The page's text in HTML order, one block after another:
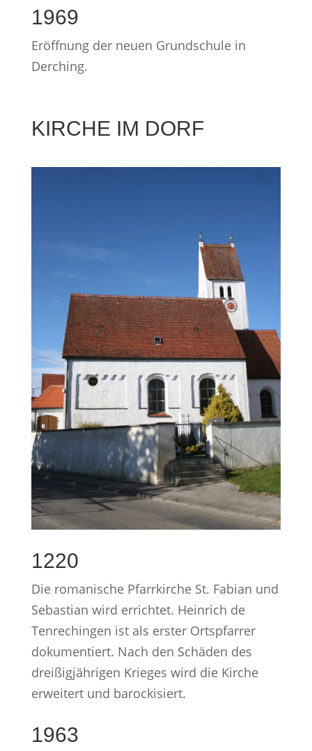
1969
Eröffnung der neuen Grundschule in
Derching.
KIRCHE IM DORF
1220
Die romanische Pfarrkirche St. Fabian und
Sebastian wird errichtet. Heinrich de
Tenrechingen ist als erster Ortspfarrer
dokumentiert. Nach den Schäden des
dreißigjährigen Krieges wird die Kirche
erweitert und barockisiert.
1963